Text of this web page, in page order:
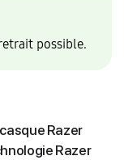
possible.
Razer
Razer